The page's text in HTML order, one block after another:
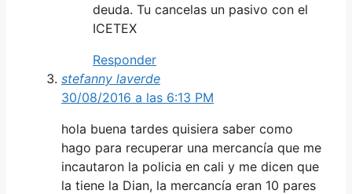
deuda. Tu cancelas un pasivo con el
ICETEX
Responder
stefanny laverde
30/08/2016 a las 6:13 PM
hola buena tardes quisiera saber como
hago para recuperar una mercancía que me
incautaron la policia en cali y me dicen que
la tiene la Dian, la mercancía eran 10 pares